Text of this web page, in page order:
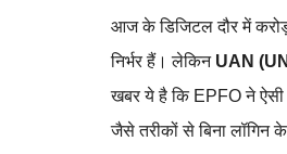
आज के डिजिटल दौर में
निर्भर हैं। लेकिन UAN
खबर ये है कि EPFO ने
जैसे तरीकों से बिना